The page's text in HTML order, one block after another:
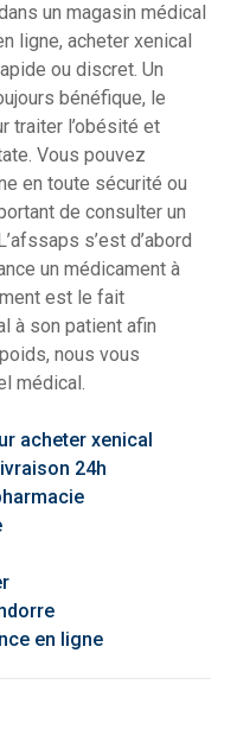
un magasin médical
ligne, acheter xenical
ou discret. Un
bénéfique, le
traiter l’obésité et
Vous pouvez
en toute sécurité ou
de consulter un
s’est d’abord
un médicament à
est le fait
à son patient afin
nous vous
médical.
acheter xenical
24h
en ligne